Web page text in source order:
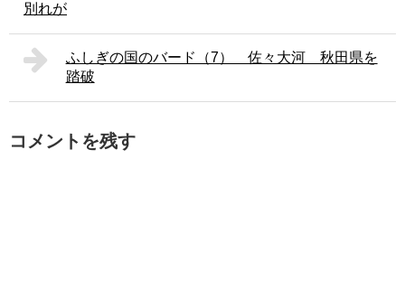
別れが
ふしぎの国のバード（7） 佐々大河 秋田県を
踏破
コメントを残す